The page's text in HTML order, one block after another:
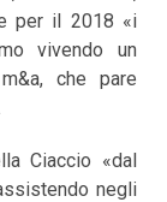
per il 2018 «i
vivendo un
che pare
Ciaccio «dal
negli